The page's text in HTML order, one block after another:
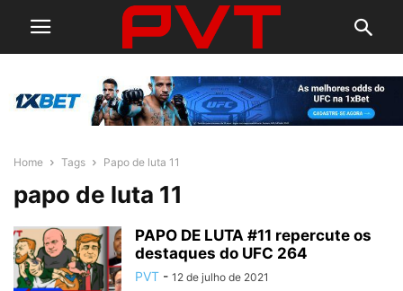
Home Tags Papo de luta 11
papo de luta 11
PAPO DE LUTA #11 repercute os
destaques do UFC 264
PVT - 12 de julho de 2021